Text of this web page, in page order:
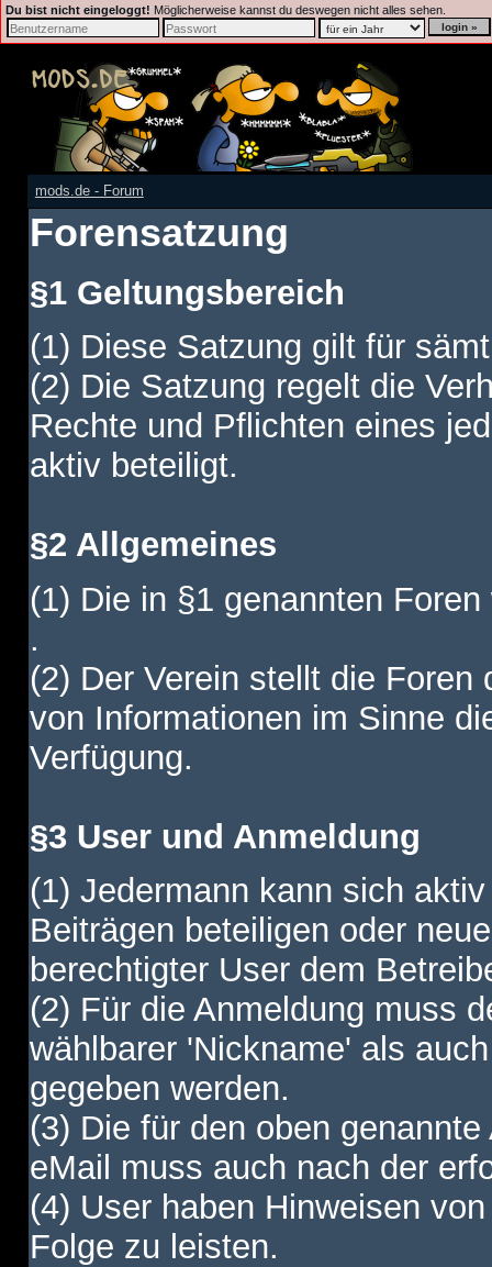
Du bist nicht eingeloggt! Möglicherweise kannst du deswegen nicht alles sehen.
mods.de - Forum
Forensatzung
§1 Geltungsbereich
(1) Diese Satzung gilt für
(2) Die Satzung regelt die
Rechte und Pflichten eines
aktiv beteiligt.
§2 Allgemeines
(1) Die in §1 genannten
.
(2) Der Verein stellt die
von Informationen im Sinne
Verfügung.
§3 User und Anmeldung
(1) Jedermann kann sich
Beiträgen beteiligen oder
berechtigter User dem
(2) Für die Anmeldung muss
wählbarer 'Nickname' als
gegeben werden.
(3) Die für den oben
eMail muss auch nach der
(4) User haben Hinweisen
Folge zu leisten.